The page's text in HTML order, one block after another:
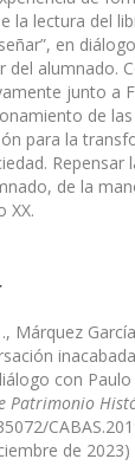
la lectura del
en
del alumnado.
junto a
de
para la
Repensar
de la
XX.
Márquez
con Paulo
Patrimonio
de 2023)